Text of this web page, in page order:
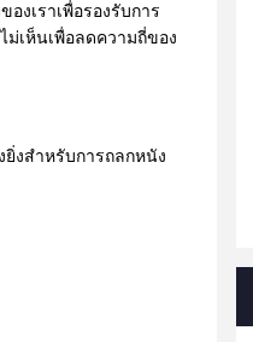
เราเพื่อรองรับการ
เห็นเพื่อลดความถี่ของ
งสำหรับการถลกหนัง